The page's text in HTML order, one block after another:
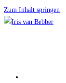
Zum Inhalt springen